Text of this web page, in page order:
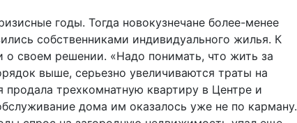
годы. Тогда новокузнечане более-менее
собственниками индивидуального жилья. К
о своем решении. «Надо понимать, что жить за
выше, серьезно увеличиваются траты на
трехкомнатную квартиру в Центре и
дома им оказалось уже не по карману.